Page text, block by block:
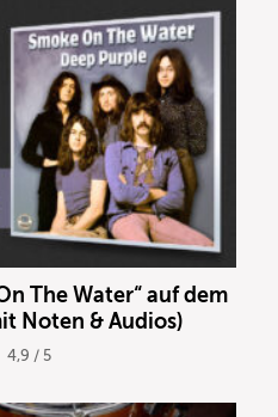
The Water“ auf dem
Noten & Audios)
4,9 / 5